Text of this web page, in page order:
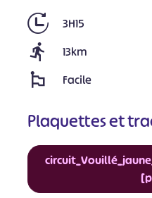
3H15
13km
Facile
Plaquettes et